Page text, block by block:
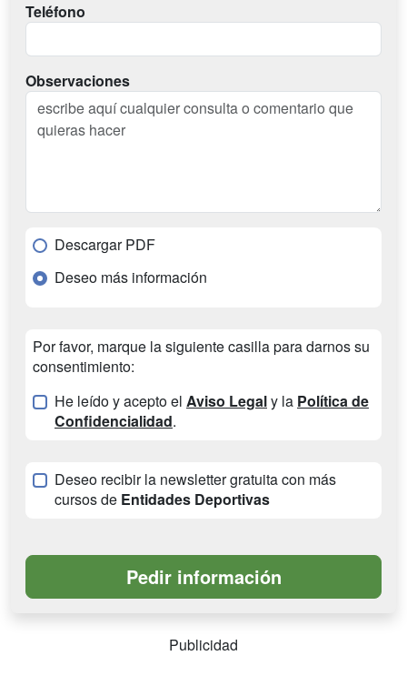
Teléfono
Observaciones
Descargar PDF
Deseo más información
Por favor, marque la siguiente casilla para darnos su
consentimiento:
He leído y acepto el Aviso Legaly la Política de
Confidencialidad.
Deseo recibir la newsletter gratuita con más
cursos de Entidades Deportivas
Publicidad